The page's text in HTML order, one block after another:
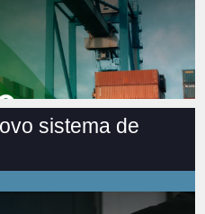
sistema de